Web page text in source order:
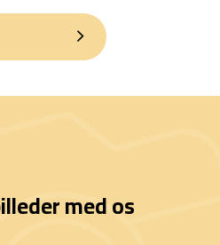
med os